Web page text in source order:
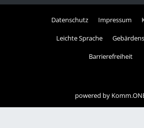
Datenschutz Impressum
Leichte Sprache
Barrierefreiheit
powered by